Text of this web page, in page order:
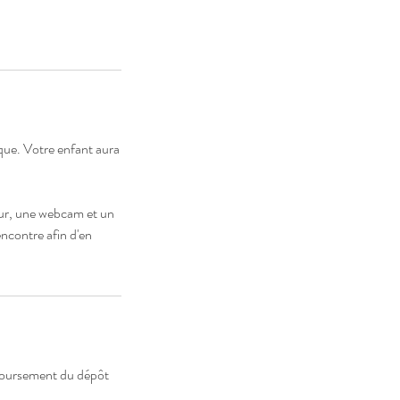
Votre enfant aura
une webcam et un
afin d'en
du dépôt